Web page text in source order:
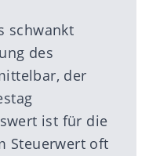
schwankt
des
der
ist für die
Steuerwert oft